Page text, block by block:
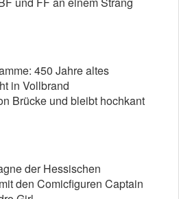
450 Jahre altes
in Vollbrand
Brücke und bleibt hochkant
der Hessischen
den Comicfiguren Captain